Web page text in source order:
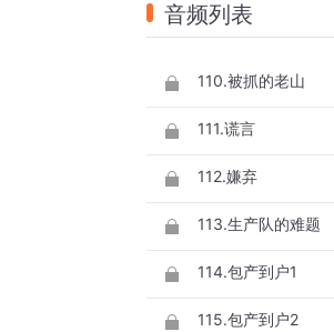
音频列表
110.被抓的老山
111.谎言
112.嫌弃
113.生产队的难题
114.包产到户1
115.包产到户2